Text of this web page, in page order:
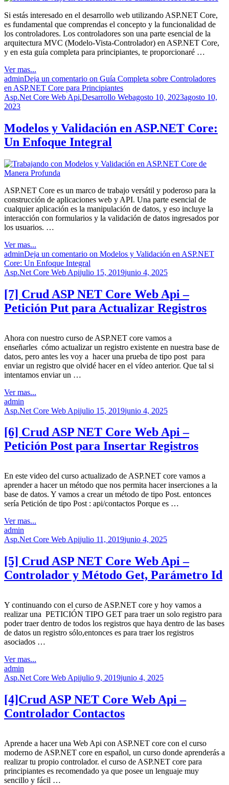
Si estás interesado en el desarrollo web utilizando ASP.NET Core,
es fundamental que comprendas el concepto y la funcionalidad de
los controladores. Los controladores son una parte esencial de la
arquitectura MVC (Modelo-Vista-Controlador) en ASP.NET Core,
y en esta guía completa para principiantes, te proporcionaré …
Ver mas...
adminDeja un comentario on Guía Completa sobre Controladores
en ASP.NET Core para Principiantes
Asp.Net Core Web Api,Desarrollo Webagosto 10, 2023agosto 10,
2023
Modelos y Validación en ASP.NET Core:
Un Enfoque Integral
ASP.NET Core es un marco de trabajo versátil y poderoso para la
construcción de aplicaciones web y API. Una parte esencial de
cualquier aplicación es la manipulación de datos, y eso incluye la
interacción con formularios y la validación de datos ingresados ​​por
los usuarios. …
Ver mas...
adminDeja un comentario on Modelos y Validación en ASP.NET
Core: Un Enfoque Integral
Asp.Net Core Web Apijulio 15, 2019junio 4, 2025
[7] Crud ASP NET Core Web Api –
Petición Put para Actualizar Registros
Ahora con nuestro curso de ASP.NET core vamos a
enseñarles cómo actualizar un registro existente en nuestra base de
datos, pero antes les voy a hacer una prueba de tipo post para
enviar un registro que olvidé hacer en el vídeo anterior. Que tal si
intentamos enviar un …
Ver mas...
admin
Asp.Net Core Web Apijulio 15, 2019junio 4, 2025
[6] Crud ASP NET Core Web Api –
Petición Post para Insertar Registros
En este video del curso actualizado de ASP.NET core vamos a
aprender a hacer un método que nos permita hacer inserciones a la
base de datos. Y vamos a crear un método de tipo Post. entonces
sería Petición de tipo Post : api/contactos Porque es …
Ver mas...
admin
Asp.Net Core Web Apijulio 11, 2019junio 4, 2025
[5] Crud ASP NET Core Web Api –
Controlador y Método Get, Parámetro Id
Y continuando con el curso de ASP.NET core y hoy vamos a
realizar una PETICIÓN TIPO GET para traer un solo registro para
poder traer dentro de todos los registros que haya dentro de las bases
de datos un registro sólo,entonces es para traer los registros
asociados …
Ver mas...
admin
Asp.Net Core Web Apijulio 9, 2019junio 4, 2025
[4]Crud ASP NET Core Web Api –
Controlador Contactos
Aprende a hacer una Web Api con ASP.NET core con el curso
moderno de ASP.NET core en español, un curso donde aprenderás a
realizar tu propio controlador. el curso de ASP.NET core para
principiantes es recomendado ya que posee un lenguaje muy
sencillo y fácil …